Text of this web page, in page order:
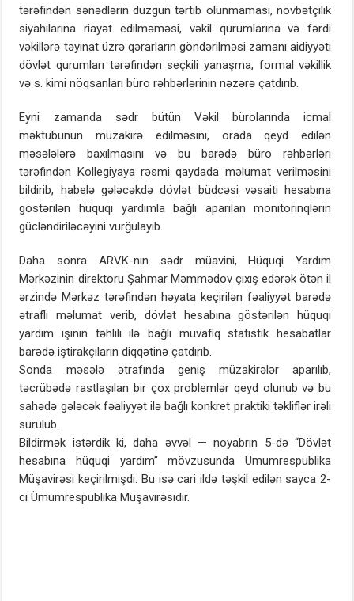
tərəfindən sənədlərin düzgün tərtib olunmaması, növbətçilik
siyahılarına riayət edilməməsi, vəkil qurumlarına və fərdi
vəkillərə təyinat üzrə qərarların göndərilməsi zamanı aidiyyəti
dövlət qurumları tərəfindən seçkili yanaşma, formal vəkillik
və s. kimi nöqsanları büro rəhbərlərinin nəzərə çatdırıb.
Eyni zamanda sədr bütün Vəkil bürolarında icmal
məktubunun müzakirə edilməsini, orada qeyd edilən
məsələlərə baxılmasını və bu barədə büro rəhbərləri
tərəfindən Kollegiyaya rəsmi qaydada məlumat verilməsini
bildirib, habelə gələcəkdə dövlət büdcəsi vəsaiti hesabına
göstərilən hüquqi yardımla bağlı aparılan monitorinqlərin
gücləndiriləcəyini vurğulayıb.
Daha sonra ARVK-nın sədr müavini, Hüquqi Yardım
Mərkəzinin direktoru Şahmar Məmmədov çıxış edərək ötən il
ərzində Mərkəz tərəfindən həyata keçirilən fəaliyyət barədə
ətraflı məlumat verib, dövlət hesabına göstərilən hüquqi
yardım işinin təhlili ilə bağlı müvafiq statistik hesabatlar
barədə iştirakçıların diqqətinə çatdırıb.
Sonda məsələ ətrafında geniş müzakirələr aparılıb,
təcrübədə rastlaşılan bir çox problemlər qeyd olunub və bu
sahədə gələcək fəaliyyət ilə bağlı konkret praktiki təkliflər irəli
sürülüb.
Bildirmək istərdik ki, daha əvvəl — noyabrın 5-də “Dövlət
hesabına hüquqi yardım” mövzusunda Ümumrespublika
Müşavirəsi keçirilmişdi. Bu isə cari ildə təşkil edilən sayca 2-
ci Ümumrespublika Müşavirəsidir.